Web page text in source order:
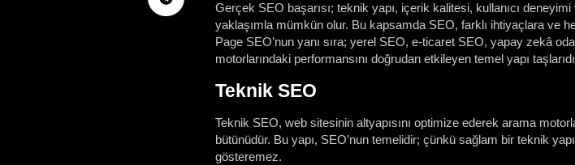
Gerçek SEO başarısı; teknik yapı, içerik kalitesi, kullanıcı
yaklaşımla mümkün olur. Bu kapsamda SEO, farklı ihtiyaçlara ve
Page SEO’nun yanı sıra; yerel SEO, e-ticaret SEO, yapay zekâ
motorlarındaki performansını doğrudan etkileyen temel yapı
Teknik SEO
Teknik SEO, web sitesinin altyapısını optimize ederek arama
bütünüdür. Bu yapı, SEO’nun temelidir; çünkü sağlam bir teknik
gösteremez.